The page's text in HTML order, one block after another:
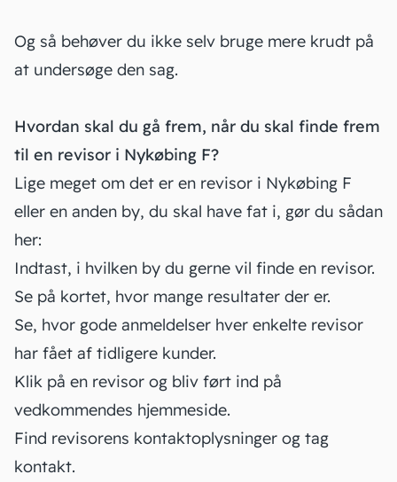
Og så behøver du ikke selv bruge mere krudt på
at undersøge den sag.
Hvordan skal du gå frem, når du skal finde frem
til en revisor i Nykøbing F?
Lige meget om det er en revisor i Nykøbing F
eller en anden by, du skal have fat i, gør du sådan
her:
Indtast, i hvilken by du gerne vil finde en revisor.
Se på kortet, hvor mange resultater der er.
Se, hvor gode anmeldelser hver enkelte revisor
har fået af tidligere kunder.
Klik på en revisor og bliv ført ind på
vedkommendes hjemmeside.
Find revisorens kontaktoplysninger og tag
kontakt.